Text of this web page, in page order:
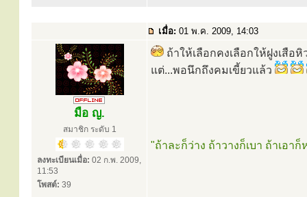
เมื่อ: 01 พ.ค. 2009, 14:03
มือ ญ.
สมาชิก ระดับ 1
ลงทะเบียนเมื่อ: 02 ก.พ. 2009,
11:53
โพสต์: 39
ถ้าให้เลือกคงเลือกให้ฝูงเสื
แต่...พอนึกถึงคมเขี้ยวแล้ว
"ถ้าละก็ว่าง ถ้าวางก็เบา ถ้าเอา